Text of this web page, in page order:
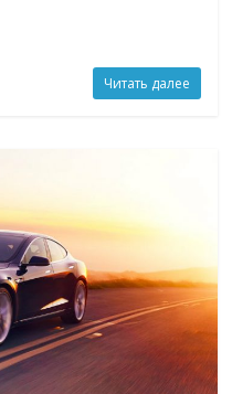
Читать далее